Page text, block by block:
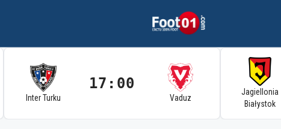
Inter Turku
17:00
Vaduz
Jagiellonia
Białystok